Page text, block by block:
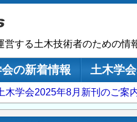
する土木技術者のための情
の新着情報
土木学
木学会2025年8月新刊のご案